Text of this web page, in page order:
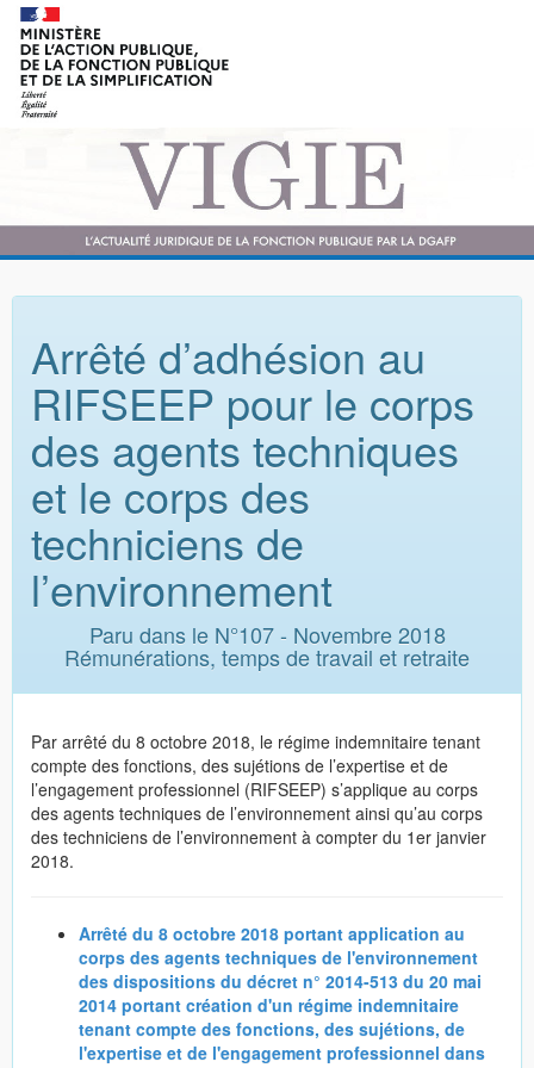
Arrêté d’adhésion au
RIFSEEP pour le corps
des agents techniques
et le corps des
techniciens de
l’environnement
Paru dans le N°107 - Novembre 2018
Rémunérations, temps de travail et retraite
Par arrêté du 8 octobre 2018, le régime indemnitaire tenant
compte des fonctions, des sujétions de l’expertise et de
l’engagement professionnel (RIFSEEP) s’applique au corps
des agents techniques de l’environnement ainsi qu’au corps
des techniciens de l’environnement à compter du 1er janvier
2018.
Arrêté du 8 octobre 2018 portant application au
corps des agents techniques de l'environnement
des dispositions du décret n° 2014-513 du 20 mai
2014 portant création d'un régime indemnitaire
tenant compte des fonctions, des sujétions, de
l'expertise et de l'engagement professionnel dans